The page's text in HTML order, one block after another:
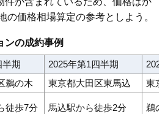
の価格相場算定の参考としよう。
の成約事例
半期 2025年第1四半期
鵜の木 東京都大田区東馬込 東
徒歩7分 馬込駅から徒歩2分 鵜